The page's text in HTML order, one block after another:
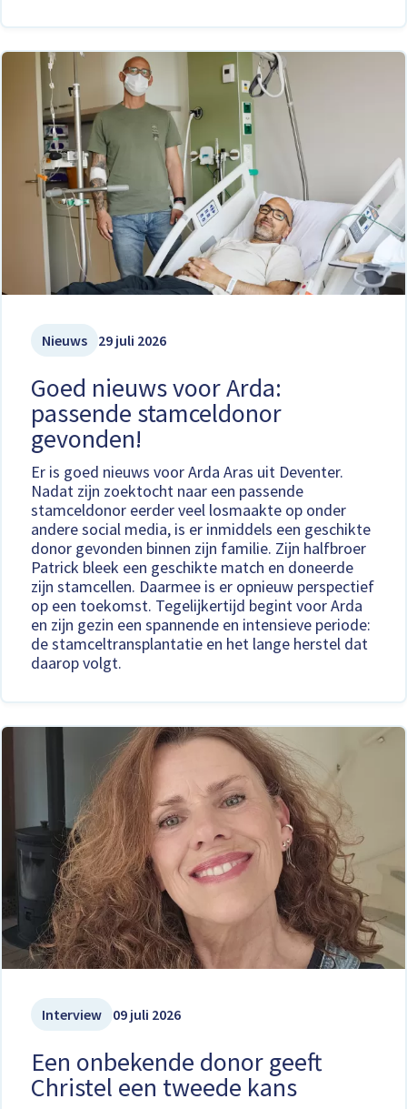
Nieuws 29 juli 2026
Goed nieuws voor Arda:
passende stamceldonor
gevonden!
Er is goed nieuws voor Arda Aras uit Deventer.
Nadat zijn zoektocht naar een passende
stamceldonor eerder veel losmaakte op onder
andere social media, is er inmiddels een geschikte
donor gevonden binnen zijn familie. Zijn halfbroer
Patrick bleek een geschikte match en doneerde
zijn stamcellen. Daarmee is er opnieuw perspectief
op een toekomst. Tegelijkertijd begint voor Arda
en zijn gezin een spannende en intensieve periode:
de stamceltransplantatie en het lange herstel dat
daarop volgt.
Interview 09 juli 2026
Een onbekende donor geeft
Christel een tweede kans